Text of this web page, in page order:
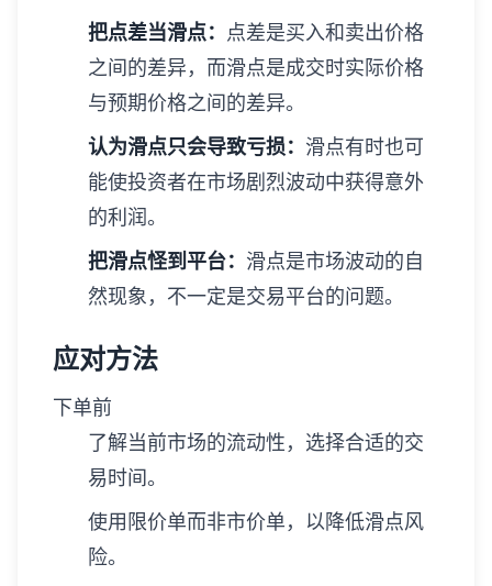
把点差当滑点： 点差是买入和卖出价格
之间的差异，而滑点是成交时实际价格
与预期价格之间的差异。
认为滑点只会导致亏损： 滑点有时也可
能使投资者在市场剧烈波动中获得意外
的利润。
把滑点怪到平台： 滑点是市场波动的自
然现象，不一定是交易平台的问题。
应对方法
下单前
了解当前市场的流动性，选择合适的交
易时间。
使用限价单而非市价单，以降低滑点风
险。